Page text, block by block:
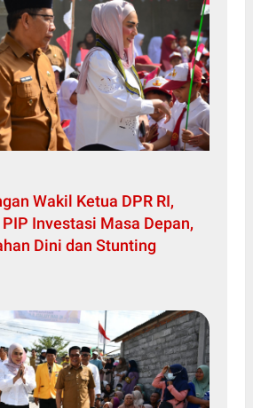
Wakil Ketua DPR RI,
Investasi Masa Depan,
Dini dan Stunting